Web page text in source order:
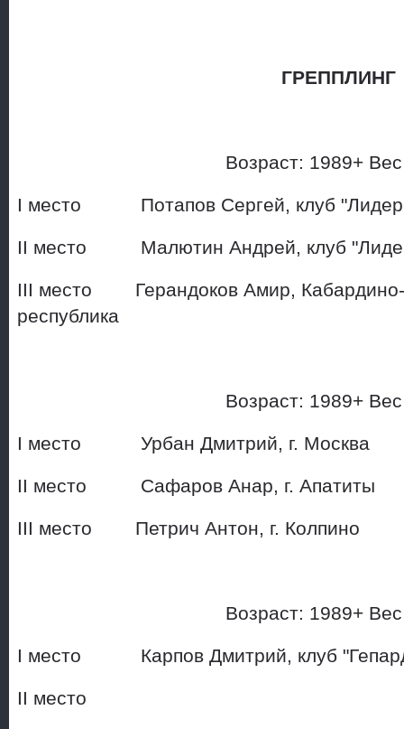
ГРЕППЛИНГ
Возраст: 1989+
I место Потапов Сергей, клуб
II место Малютин Андрей,
III место Герандоков Амир, Кабардино-
республика
Возраст: 1989+
I место Урбан Дмитрий, г.
II место Сафаров Анар, г.
III место Петрич Антон, г.
Возраст: 1989+
I место Карпов Дмитрий,
II место